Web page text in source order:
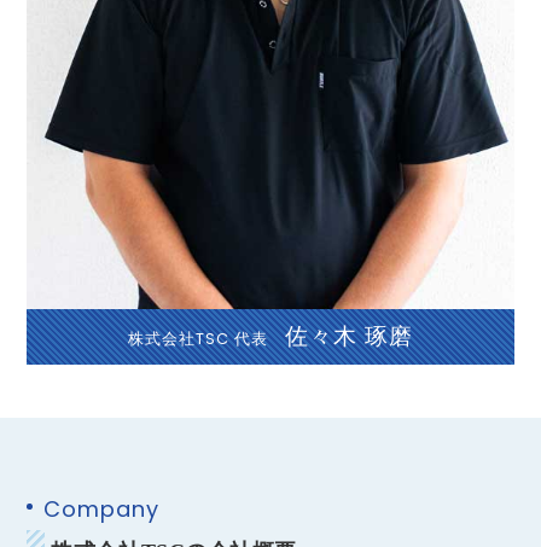
株式会社TSC 代表 佐々木 琢磨
Company